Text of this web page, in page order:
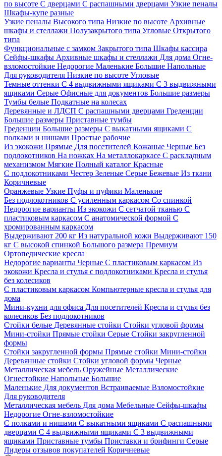
по высоте С дверцами С распашными дверцами Узкие пеналы
Шкафы-купе разные
Узкие пеналы Высокого типа Низкие по высоте Архивные
шкафы и стеллажи Полузакрытого типа Угловые Открытого
типа
Функциональные с замком Закрытого типа Шкафы кассира
Сейфы-шкафы Архивные шкафы и стеллажи Для дома Огне-
взломостойкие Недорогие Маленькие Большие Напольные
Для руководителя Низкие по высоте Угловые
Темные оттенки С 4 выдвижными ящиками С 3 выдвижными
ящиками Серые Офисные для документов Большие размеры
Тумбы белые Подкатные на колесах
Деревянные и ЛДСП С распашными дверцами Греденции
Большие размеры Приставные тумбы
Греденции Большие размеры С выкатными ящиками С
полками и нишами Простые рабочие
Из экокожи Прямые Для посетителей Кожаные Черные Без
подлокотников На ножках На металлокаркасе С раскладным
механизмом Мягкие Полный каталог Красные
С подлокотниками Честер Зеленые Серые Бежевые Из ткани
Коричневые
Оранжевые Узкие Пуфы и пуфики Маленькие
Без подлокотников С усиленным каркасом Со спинкой
Недорогие варианты Из экокожи С сетчатой тканью С
пластиковым каркасом С анатомической формой С
хромированным каркасом
Выдерживают 200 кг Из натуральной кожи Выдерживают 150
кг С высокой спинкой Большого размера Премиум
Ортопедические кресла
Недорогие варианты Черные С пластиковым каркасом Из
экокожи Кресла и стулья с подлокотниками Кресла и стулья
без колесиков
С пластиковым каркасом Компьютерные кресла и стулья для
дома
Мини-кухни для офиса Для посетителей Кресла и стулья без
колесиков Без подлокотников
Стойки белые Деревянные стойки Стойки угловой формы
Мини-стойки Прямые стойки Серые Стойки закругленной
формы
Стойки закругленной формы Прямые стойки Мини-стойки
Деревянные стойки Стойки угловой формы Черные
Металлическая мебель Оружейные Металлические
Огнестойкие Напольные Большие
Маленькие Для документов Встраиваемые Взломостойкие
Для руководителя
Металлическая мебель Для дома Мебельные Сейфы-шкафы
Недорогие Огне-взломостойкие
С полками и нишами С выкатными ящиками С распашными
дверцами С 4 выдвижными ящиками С 3 выдвижными
ящиками Приставные тумбы Приставки и брифинги Серые
Лидеры отзывов покупателей Коричневые